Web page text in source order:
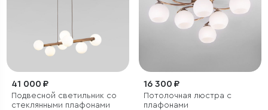
41 000 ₽
Подвесной светильник со
стеклянными плафонами
16 300 ₽
Потолочная люстра с
плафонами